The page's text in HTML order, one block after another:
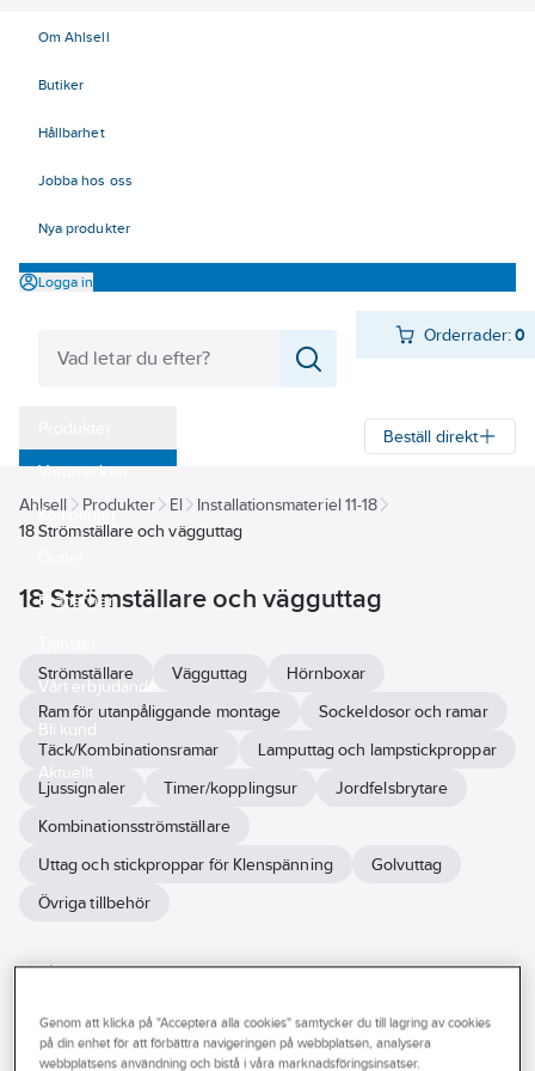
Om Ahlsell
Butiker
Hållbarhet
Jobba hos oss
Nya produkter
Logga in
Orderrader:0
Varumärken
Kampanjer
Branscher
Vårt erbjudande
Bli kund
Aktuellt
Beställ direkt
Ahlsell Produkter El
Installationsmateriel 11-18
18 Strömställare och vägguttag
18 Strömställare och vägguttag
Strömställare Vägguttag
Hörnboxar
Ram för utanpåliggande montage
Sockeldosor och ramar
Täck/Kombinationsramar
Lamputtag och lampstickproppar
Ljussignaler
Timer/kopplingsur
Jordfelsbrytare
Kombinationsströmställare
Uttag och stickproppar för Klenspänning
Golvuttag
Övriga tillbehör
Vi på Ahlsell hjälper dig hitta installationsmaterialet för alla dina jobb
privatbostad har vi sortimentet. Här finner du vägguttag, kabelstegar
och tillbehör för enkel installation. Smarta vägguttag, strömställare
Genom att klicka på "Acceptera alla cookies" samtycker du till lagring av cookies
på din enhet för att förbättra navigeringen på webbplatsen, analysera
webbplatsens användning och bistå i våra marknadsföringsinsatser.